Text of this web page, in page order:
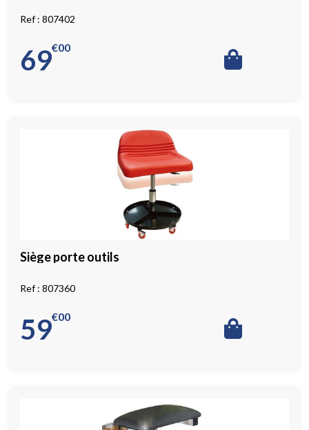
807402
69 00
€
Siège porte outils
807360
59 00
€